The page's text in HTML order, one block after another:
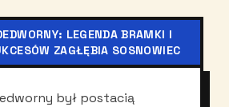
LEGENDA BRAMKI I
ZAGŁĘBIA SOSNOWIEC
był postacią